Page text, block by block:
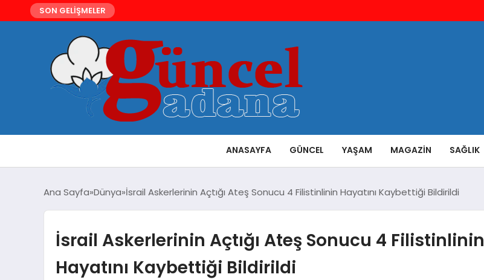
SON GELİŞMELER
ANASAYFA GÜNCEL YAŞAM MAGAZIN SAĞLIK
Ana Sayfa Dünya İsrail Askerlerinin Açtığı Ateş Sonucu 4 Filistinlinin Hayatını Kaybettiği Bildirildi
İsrail Askerlerinin Açtığı Ateş Sonucu 4 Filistinlinin
Hayatını Kaybettiği Bildirildi